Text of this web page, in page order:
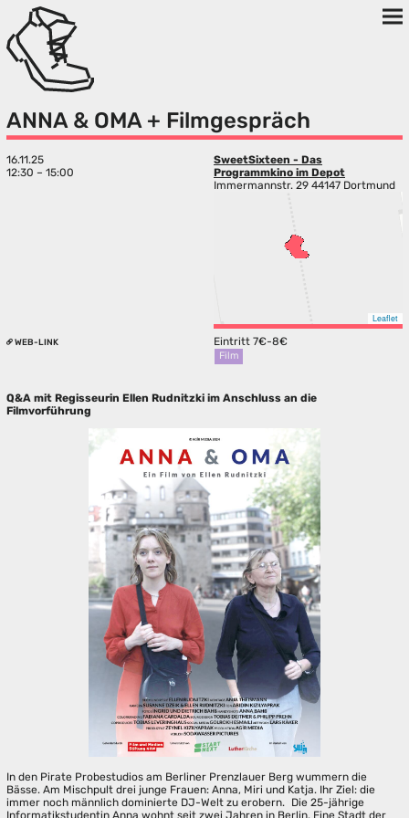
ANNA & OMA + Filmgespräch
16.11.25
12:30 – 15:00
SweetSixteen - Das
Programmkino im Depot
Immermannstr. 29 44147 Dortmund
Leaflet
WEB-LINK Eintritt 7€-8€
Film
Q&A mit Regisseurin Ellen Rudnitzki im Anschluss an die
Filmvorführung
In den Pirate Probestudios am Berliner Prenzlauer Berg wummern die
Bässe. Am Mischpult drei junge Frauen: Anna, Miri und Katja. Ihr Ziel: die
immer noch männlich dominierte DJ-Welt zu erobern. Die 25-jährige
Informatikstudentin Anna wohnt seit zwei Jahren in Berlin. Eine Stadt der